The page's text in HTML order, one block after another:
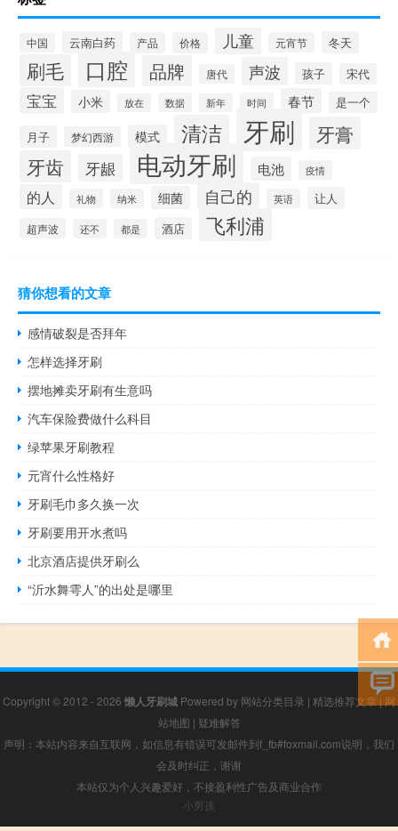
中国 云南白药 产品 价格 儿童 元宵节 冬天
刷毛 口腔 品牌 唐代 声波 孩子 宋代
宝宝 小米 放在 数据 新年 时间 春节 是一个
月子 梦幻西游 模式 清洁 牙刷 牙膏
牙齿 牙龈 电动牙刷 电池 疫情
的人 礼物 纳米 细菌 自己的 英语 让人
超声波 还不 都是 酒店 飞利浦
猜你想看的文章
感情破裂是否拜年
怎样选择牙刷
摆地摊卖牙刷有生意吗
汽车保险费做什么科目
绿苹果牙刷教程
元宵什么性格好
牙刷毛巾多久换一次
牙刷要用开水煮吗
北京酒店提供牙刷么
“沂水舞雩人”的出处是哪里
Copyright © 2012 - 2026 懒人牙刷城 Powered by 网站分类目录 | 精选推荐文章| 网
站地图 | 疑难解答
声明：本站内容来自互联网，如信息有错误可发邮件到f_fb#foxmail.com说明，我们
会及时纠正，谢谢
本站仅为个人兴趣爱好，不接盈利性广告及商业合作
小男孩